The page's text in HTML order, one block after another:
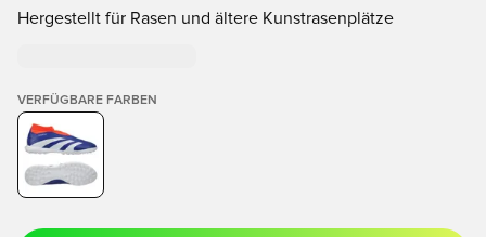
Hergestellt für Rasen und ältere Kunstrasenplätze
VERFÜGBARE FARBEN